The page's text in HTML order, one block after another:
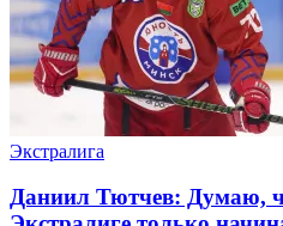
Экстралига
Даниил Тютчев: Думаю,